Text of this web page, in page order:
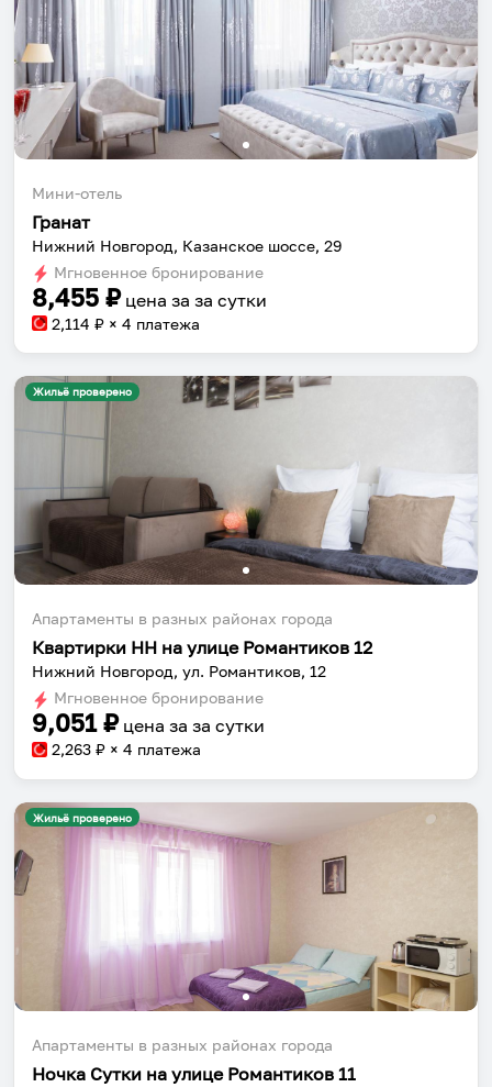
Мини-отель
Гранат
Нижний Новгород, Казанское шоссе, 29
Мгновенное бронирование
8,455 ₽ цена за за сутки
2,114 ₽ × 4 платежа
Жильё проверено
Апартаменты в разных районах города
Квартирки НН на улице Романтиков 12
Нижний Новгород, ул. Романтиков, 12
Мгновенное бронирование
9,051₽ цена за за сутки
2,263 ₽ × 4 платежа
Жильё проверено
Апартаменты в разных районах города
Ночка Сутки на улице Романтиков 11